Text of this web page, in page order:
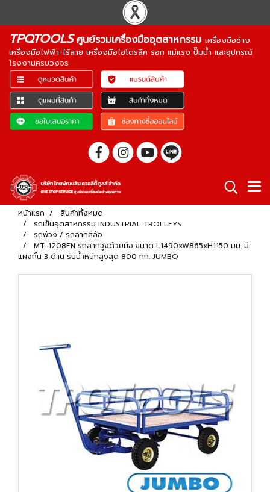
TPQTOOLSศูนย์รวมเครื่องมืออุตสาหกรรม เครื่องมือช่าง
เครื่องมือไฟฟ้า-ไร้สาย เครื่องมือไฮโดรลิค รอก แม่แรง ปั๊มน้ำ และอุปกรณ์
โรงงานครบวงจร
หน้าแรก
สินค้าทั้งหมด
รถเข็นอุตสาหกรรม INDUSTRIAL TROLLEYS
รถพ่วง / รถลากสี่ล้อ
MT-1208FN รถลากจูงด้วยมือ ขนาด L1490xW865xH1150 มม. มี
แผงกั้น 3 ด้าน รับน้ำหนักสูงสุด 800 กก. JUMBO